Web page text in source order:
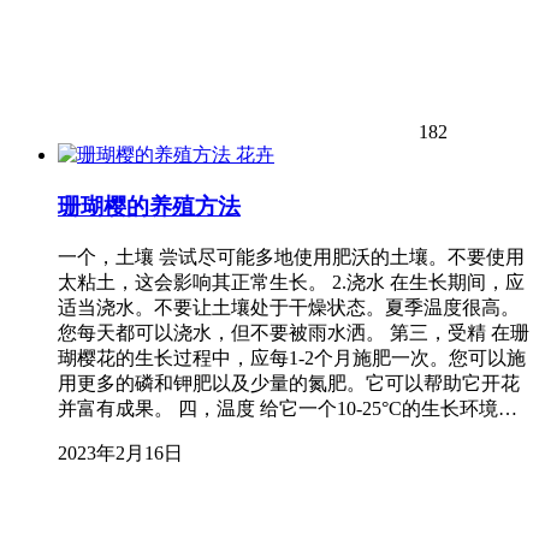
182
花卉
珊瑚樱的养殖方法
一个，土壤 尝试尽可能多地使用肥沃的土壤。不要使用
太粘土，这会影响其正常生长。 2.浇水 在生长期间，应
适当浇水。不要让土壤处于干燥状态。夏季温度很高。
您每天都可以浇水，但不要被雨水洒。 第三，受精 在珊
瑚樱花的生长过程中，应每1-2个月施肥一次。您可以施
用更多的磷和钾肥以及少量的氮肥。它可以帮助它开花
并富有成果。 四，温度 给它一个10-25°C的生长环境…
2023年2月16日